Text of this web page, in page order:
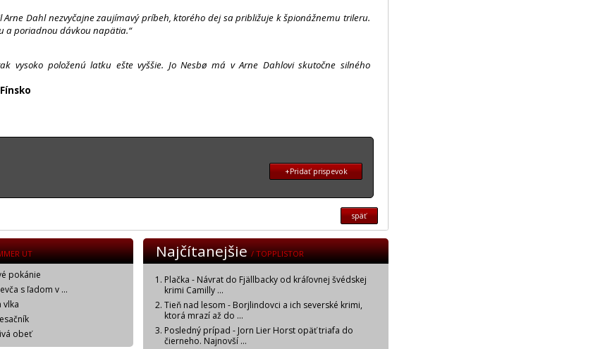
Arne Dahl nezvyčajne zaujímavý príbeh, ktorého dej sa približuje k špionážnemu trileru.
a poriadnou dávkou napätia.“
vysoko položenú latku ešte vyššie. Jo Nesbø má v Arne Dahlovi skutočne silného
+Pridať prispevok
späť
UT
pokánie
s ľadom v ...
vlka
obeť
Najčítanejšie/ TOPPLISTOR
Plačka - Návrat do Fjällbacky od kráľovnej švédskej
krimi Camilly ...
Tieň nad lesom - Borjlindovci a ich severské krimi,
ktorá mrazí až do ...
Posledný prípad - Jorn Lier Horst opäť triafa do
čierneho. Najnovší ...